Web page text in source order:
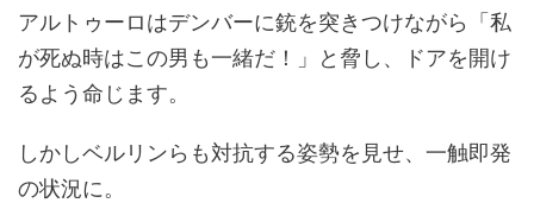
アルトゥーロはデンバーに銃を突きつけながら「私
が死ぬ時はこの男も一緒だ！」と脅し、ドアを開け
るよう命じます。
しかしベルリンらも対抗する姿勢を見せ、一触即発
の状況に。